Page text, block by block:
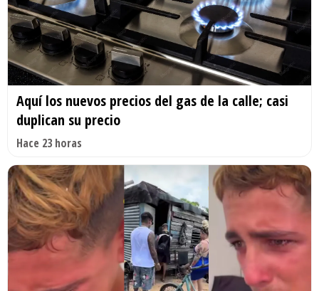
Aquí los nuevos precios del gas de la calle; casi
duplican su precio
Hace 23 horas